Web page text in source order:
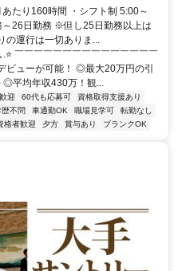
たり160時間 ・シフト制 5:00～
26日勤務 ※但し25日勤務以上は
の運行は一切ありま...
￣￣￣￣￣￣￣￣￣￣￣￣￣￣￣
ューが可能！ ◎最大20万円の引
◎平均年収430万！観...
迎 60代も応募可
資格取得支援あり
歴不問 車通勤OK 職場見学可
転勤なし
格者歓迎 夕方 賞与あり ブランクOK